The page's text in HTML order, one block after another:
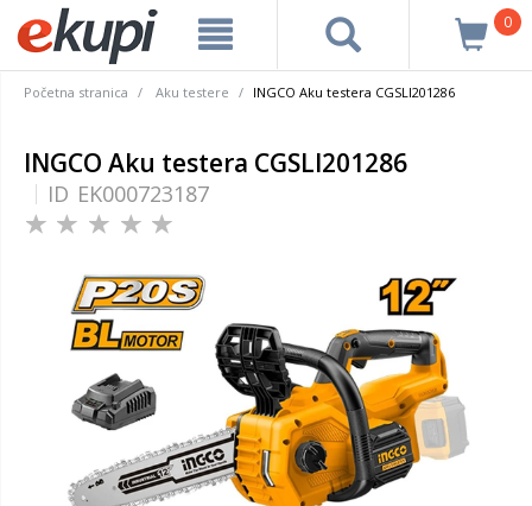
0
Početna stranica Aku testere INGCO Aku testera CGSLI201286
INGCO Aku testera CGSLI201286
ID EK000723187